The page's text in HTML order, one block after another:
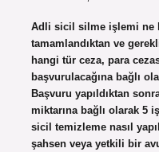
Adli sicil silme işlemi ne
tamamlandıktan ve
hangi tür ceza, para
başvurulacağına bağlı
Başvuru yapıldıktan
miktarına bağlı olarak 5
sicil temizleme nasıl
şahsen veya yetkili bir